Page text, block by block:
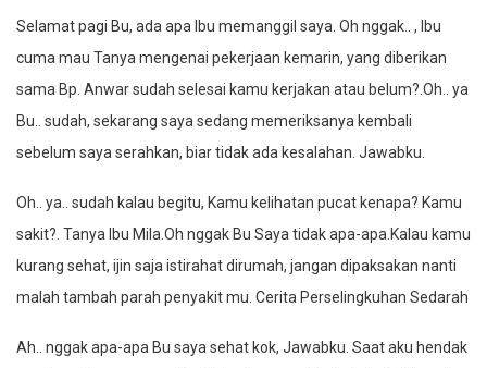
Selamat pagi Bu, ada apa Ibu memanggil saya. Oh nggak.. , Ibu
cuma mau Tanya mengenai pekerjaan kemarin, yang diberikan
sama Bp. Anwar sudah selesai kamu kerjakan atau belum?.Oh.. ya
Bu.. sudah, sekarang saya sedang memeriksanya kembali
sebelum saya serahkan, biar tidak ada kesalahan. Jawabku.
Oh.. ya.. sudah kalau begitu, Kamu kelihatan pucat kenapa? Kamu
sakit?. Tanya Ibu Mila.Oh nggak Bu Saya tidak apa-apa.Kalau kamu
kurang sehat, ijin saja istirahat dirumah, jangan dipaksakan nanti
malah tambah parah penyakit mu. Cerita Perselingkuhan Sedarah
Ah.. nggak apa-apa Bu saya sehat kok, Jawabku. Saat aku hendak